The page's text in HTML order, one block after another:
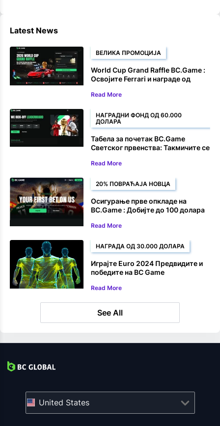
Latest News
ВЕЛИКА ПРОМОЦИЈА
World Cup Grand Raffle BC.Game :
Освојите Ferrari и награде од
Read More
НАГРАДНИ ФОНД ОД 60.000
ДОЛАРА
Табела за почетак BC.Game
Светског првенства: Такмичите се
eSoccer опкладама
Read More
20% ПОВРАЋАЈА НОВЦА
Осигурање прве опкладе на
BC.Game : Добијте до 100 долара
Светско првенство
Read More
НАГРАДА ОД 30.000 ДОЛАРА
Играјте Euro 2024 Предвидите и
победите на BC Game
Read More
See All
United States